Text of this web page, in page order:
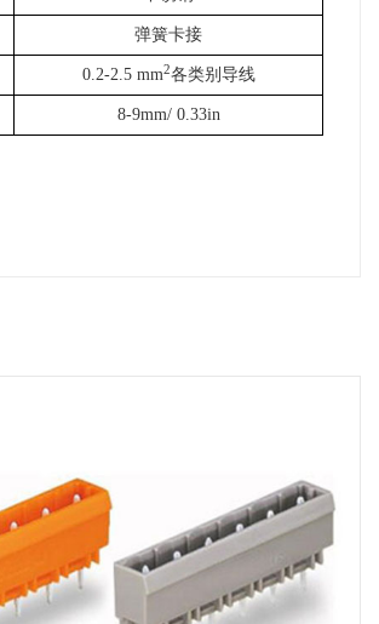
弹簧卡接
0.2-2.5 mm2各类别导线
8-9mm/ 0.33in